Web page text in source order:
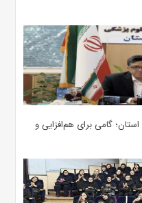
گامی برای هم‌افزایی و